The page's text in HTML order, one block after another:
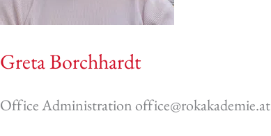
Greta Borchhardt
Office Administration office@rokakademie.at